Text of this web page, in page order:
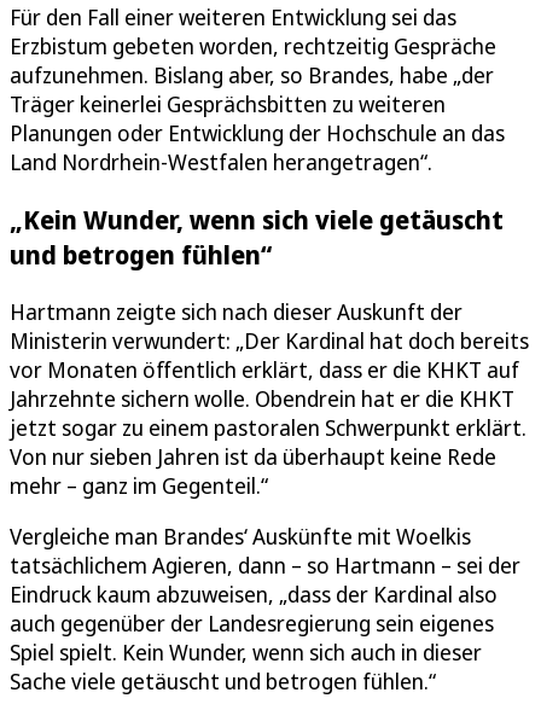
Für den Fall einer weiteren Entwicklung sei das
Erzbistum gebeten worden, rechtzeitig Gespräche
aufzunehmen. Bislang aber, so Brandes, habe „der
Träger keinerlei Gesprächsbitten zu weiteren
Planungen oder Entwicklung der Hochschule an das
Land Nordrhein-Westfalen herangetragen“.
„Kein Wunder, wenn sich viele getäuscht
und betrogen fühlen“
Hartmann zeigte sich nach dieser Auskunft der
Ministerin verwundert: „Der Kardinal hat doch bereits
vor Monaten öffentlich erklärt, dass er die KHKT auf
Jahrzehnte sichern wolle. Obendrein hat er die KHKT
jetzt sogar zu einem pastoralen Schwerpunkt erklärt.
Von nur sieben Jahren ist da überhaupt keine Rede
mehr – ganz im Gegenteil.“
Vergleiche man Brandes‘ Auskünfte mit Woelkis
tatsächlichem Agieren, dann – so Hartmann – sei der
Eindruck kaum abzuweisen, „dass der Kardinal also
auch gegenüber der Landesregierung sein eigenes
Spiel spielt. Kein Wunder, wenn sich auch in dieser
Sache viele getäuscht und betrogen fühlen.“